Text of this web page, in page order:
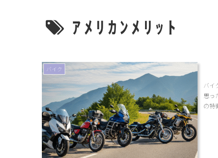
ｱﾒﾘｶﾝﾒﾘｯﾄ
バイク
バイ
思っ
の特